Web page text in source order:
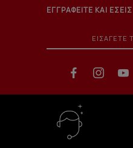
ΕΓΓΡΑΦΕΙΤΕ ΚΑΙ